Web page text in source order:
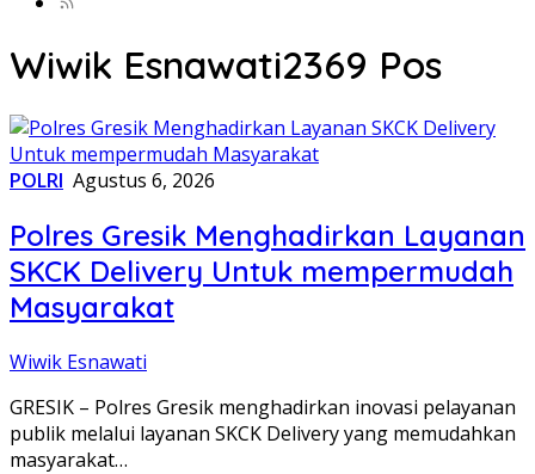
Wiwik Esnawati2369 Pos
POLRI Agustus 6, 2026
Polres Gresik Menghadirkan Layanan
SKCK Delivery Untuk mempermudah
Masyarakat
Wiwik Esnawati
GRESIK – Polres Gresik menghadirkan inovasi pelayanan
publik melalui layanan SKCK Delivery yang memudahkan
masyarakat…